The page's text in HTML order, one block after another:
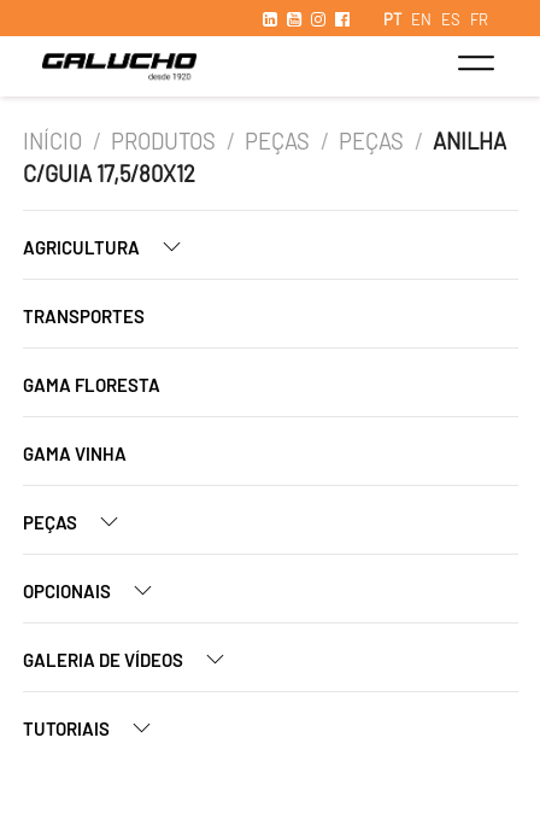
PT EN ES FR
INÍCIO / PRODUTOS / PEÇAS / PEÇAS / ANILHA
C/GUIA 17,5/80X12
AGRICULTURA
TRANSPORTES
GAMA FLORESTA
GAMA VINHA
PEÇAS
OPCIONAIS
GALERIA DE VÍDEOS
TUTORIAIS